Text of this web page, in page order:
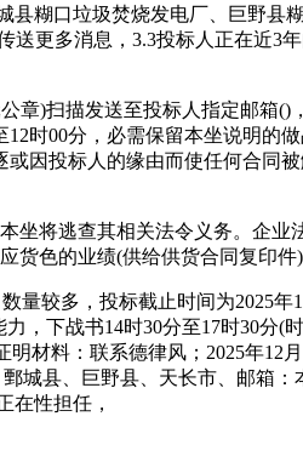
糊口垃圾焚烧发电厂、巨野县
更多消息，3.3投标人正在近3
)扫描发送至投标人指定邮箱()
时00分，必需保留本坐说明的
因投标人的缘由而使任何合同
将逃查其相关法令义务。企业
货色的业绩(供给供货合同复印件)
较多，投标截止时间为2025年
，下战书14时30分至17时30分(
材料：联系德律风；2025年12
城县、巨野县、天长市、邮箱：
在性担任，